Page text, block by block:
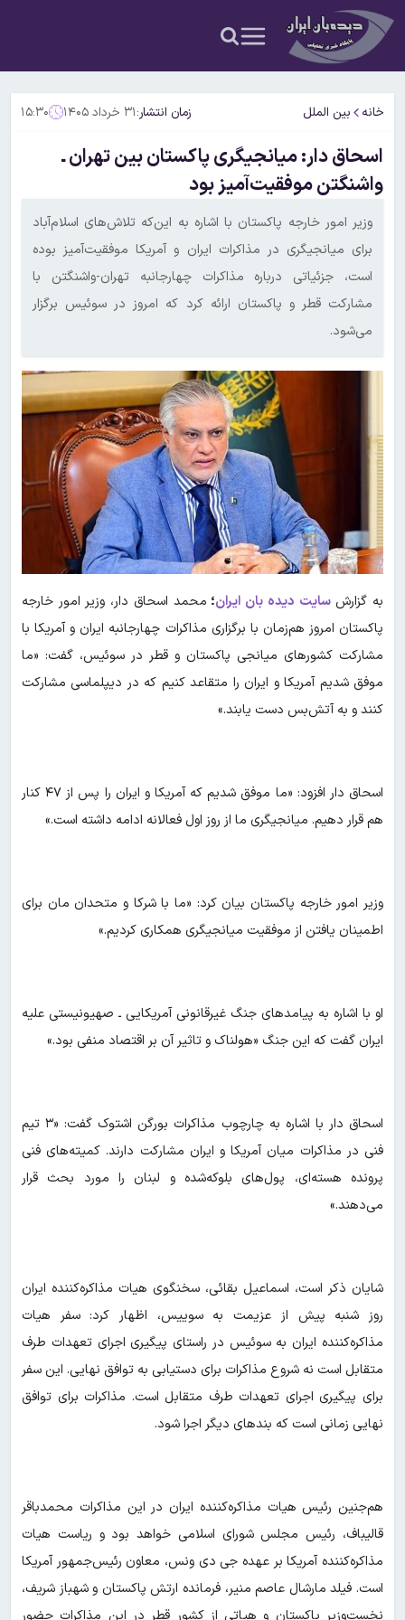
خانه بین الملل زمان انتشار:۳۱ خرداد ۱۴۰۵ ۱۵:۳۰
اسحاق دار: میانجیگری پاکستان بین تهران ـ
واشنگتن موفقیت‌آمیز بود
وزیر امور خارجه پاکستان با اشاره به این‌که تلاش‌های اسلام‌آباد
برای میانجیگری در مذاکرات ایران و آمریکا موفقیت‌آمیز بوده
است، جزئیاتی درباره مذاکرات چهارجانبه تهران-واشنگتن با
مشارکت قطر و پاکستان ارائه کرد که امروز در سوئیس برگزار
می‌شود.
به گزارشسایت دیده بان ایران؛ محمد اسحاق دار، وزیر امور خارجه
پاکستان امروز هم‌زمان با برگزاری مذاکرات چهارجانبه ایران و آمریکا با
مشارکت کشورهای میانجی پاکستان و قطر در سوئیس، گفت: «ما
موفق شدیم آمریکا و ایران را متقاعد کنیم که در دیپلماسی مشارکت
کنند و به آتش‌بس دست یابند.»
اسحاق دار افزود: «ما موفق شدیم که آمریکا و ایران را پس از ۴۷ کنار
هم قرار دهیم. میانجیگری ما از روز اول فعالانه ادامه داشته است.»
وزیر امور خارجه پاکستان بیان کرد: «ما با شرکا و متحدان مان برای
اطمینان‌ یافتن از موفقیت میانجیگری همکاری کردیم.»
او با اشاره به پیامدهای جنگ غیرقانونی آمریکایی ـ صهیونیستی علیه
ایران گفت که این جنگ «هولناک و تاثیر آن بر اقتصاد منفی بود.»
اسحاق دار با اشاره به چارچوب مذاکرات بورگن اشتوک گفت: «۳ تیم
فنی در مذاکرات میان آمریکا و ایران مشارکت دارند. کمیته‌های فنی
پرونده هسته‌ای، پول‌های بلوکه‌شده و لبنان را مورد بحث قرار
می‌دهند.»
شایان ذکر است، اسماعیل بقائی، سخنگوی هیات مذاکره‌کننده ایران
روز شنبه پیش از عزیمت به سوییس، اظهار کرد: سفر هیات
مذاکره‌کننده ایران به سوئیس در راستای پیگیری اجرای تعهدات طرف
متقابل است نه شروع مذاکرات برای دستیابی به توافق نهایی. این سفر
برای پیگیری اجرای تعهدات طرف متقابل است. مذاکرات برای توافق
نهایی زمانی است که بندهای دیگر اجرا شود.
هم‌جنین رئیس هیات مذاکره‌کننده ایران در این مذاکرات محمدباقر
قالیباف، رئیس‌ مجلس شورای اسلامی خواهد بود و ریاست هیات
مذاکره‌کننده آمریکا بر عهده جی دی ونس، معاون رئیس‌جمهور آمریکا
است. فیلد مارشال عاصم منیر، فرمانده ارتش پاکستان و شهباز شریف،
نخست‌وزیر پاکستان و هیاتی از کشور قطر در این مذاکرات حضور